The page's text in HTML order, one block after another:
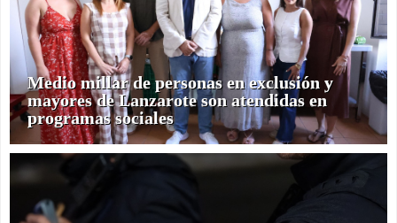
Medio millar de personas en exclusión y
mayores de Lanzarote son atendidas en
programas sociales